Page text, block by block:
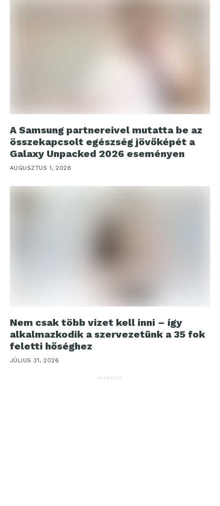
A Samsung partnereivel mutatta be az
összekapcsolt egészség jövőképét a
Galaxy Unpacked 2026 eseményen
AUGUSZTUS 1, 2026
Nem csak több vizet kell inni – így
alkalmazkodik a szervezetünk a 35 fok
feletti hőséghez
JÚLIUS 31, 2026
HIRDETÉS